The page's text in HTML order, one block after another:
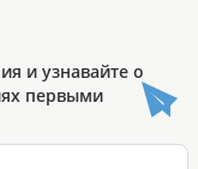
и узнавайте о
первыми